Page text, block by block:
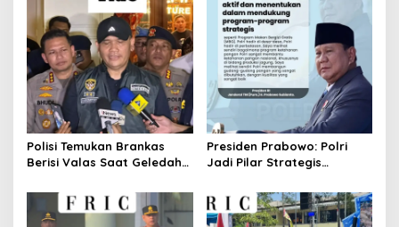
Polisi Temukan Brankas
Berisi Valas Saat Geledah
Presiden Prabowo: Polri
Jadi Pilar Strategis
Bergizi Gratis dan
Pembangunan Nasional